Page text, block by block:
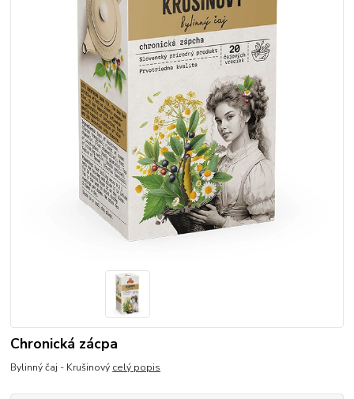
Chronická zácpa
Bylinný čaj - Krušinový celý popis